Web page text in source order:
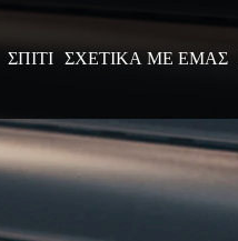
ΣΠΊΤΙ ΣΧΕΤΙΚΆ ΜΕ ΕΜΆΣ